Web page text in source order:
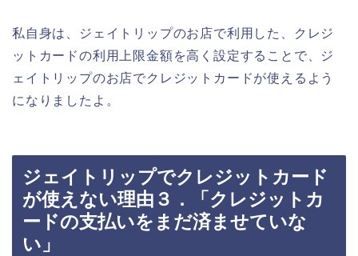
私自身は、ジェイトリップのお店で利用した、クレジ
ットカードの利用上限金額を高く設定することで、ジ
ェイトリップのお店でクレジットカードが使えるよう
になりましたよ。
ジェイトリップでクレジットカード
が使えない理由３．「クレジットカ
ードの支払いをまだ済ませていな
い」